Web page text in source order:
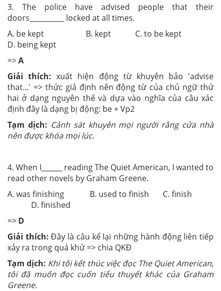
3. The police have advised people that their
doors__________ locked at all times.
A. be kept B. kept C. to be kept
D. being kept
=>A
Giải thích: xuất hiện động từ khuyên bảo 'advise
that...' => thức giả định nên động từ của chủ ngữ thứ
hai ở dạng nguyên thể và dựa vào nghĩa của câu xác
định đây là dạng bị động: be + Vp2
Tạm dịch: Cảnh sát khuyên mọi người rằng cửa nhà
nên được khóa mọi lúc.
4. When I______ reading The Quiet American, I wanted to
read other novels by Graham Greene.
A. was finishing B. used to finish C. finish
D. finished
=> D
Giải thích: Đây là câu kể lại những hành động liên tiếp
xảy ra trong quá khứ => chia QKĐ
Tạm dịch: Khi tôi kết thúc việc đọc The Quiet American,
tôi đã muốn đọc cuốn tiểu thuyết khác của Graham
Greene.